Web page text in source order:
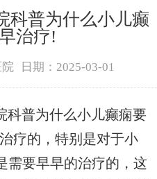
科普为什么小儿癫
治疗!
日期：2025-03-01
科普为什么小儿癫痫要
疗的，特别是对于小
需要早早的治疗的，这